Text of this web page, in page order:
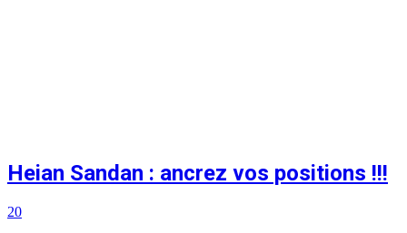
Heian Sandan : ancrez vos positions !!!
20